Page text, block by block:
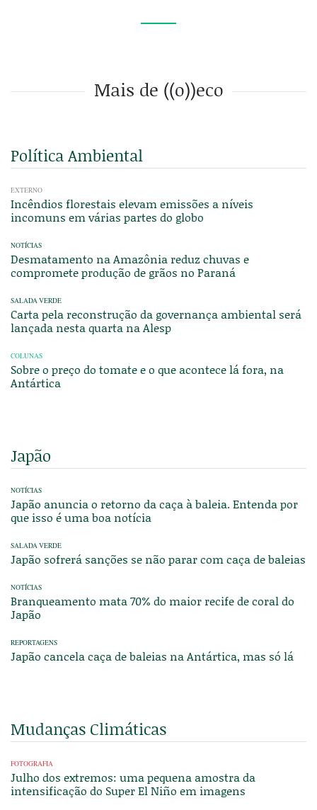
Mais de ((o))eco
Política Ambiental
EXTERNO
Incêndios florestais elevam emissões a níveis
incomuns em várias partes do globo
NOTÍCIAS
Desmatamento na Amazônia reduz chuvas e
compromete produção de grãos no Paraná
SALADA VERDE
Carta pela reconstrução da governança ambiental será
lançada nesta quarta na Alesp
COLUNAS
Sobre o preço do tomate e o que acontece lá fora, na
Antártica
Japão
NOTÍCIAS
Japão anuncia o retorno da caça à baleia. Entenda por
que isso é uma boa notícia
SALADA VERDE
Japão sofrerá sanções se não parar com caça de baleias
NOTÍCIAS
Branqueamento mata 70% do maior recife de coral do
Japão
REPORTAGENS
Japão cancela caça de baleias na Antártica, mas só lá
Mudanças Climáticas
FOTOGRAFIA
Julho dos extremos: uma pequena amostra da
intensificação do Super El Niño em imagens